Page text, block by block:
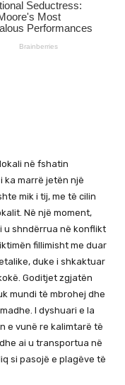
në fshatin
ka marrë jetën një
mik i tij, me të cilin
Në një moment,
u shndërrua në konflikt
fillimisht me duar
duke i shkaktuar
Goditjet zgjatën
mundi të mbrohej dhe
I dyshuari e la
e vunë re kalimtarë të
ai u transportua në
si pasojë e plagëve të